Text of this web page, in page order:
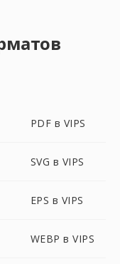
PDF в VIPS
SVG в VIPS
EPS в VIPS
WEBP в VIPS